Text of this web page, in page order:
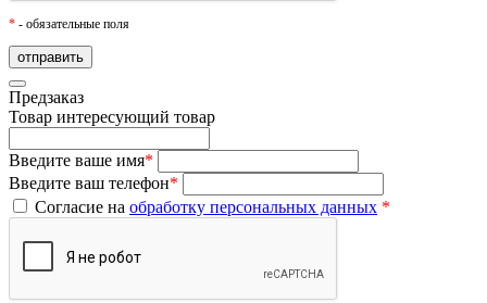
* - обязательные поля
Предзаказ
Товар интересующий товар
Введите ваше имя*
Введите ваш телефон*
Согласие на обработку персональных данных *